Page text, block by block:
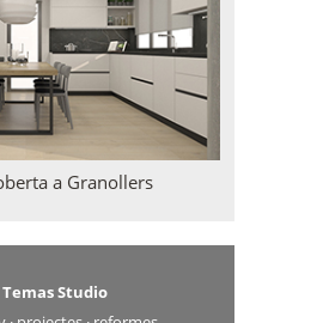
a Granollers
Temas Studio